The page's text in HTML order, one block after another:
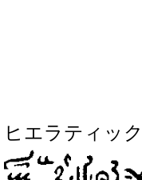
ヒエラティック